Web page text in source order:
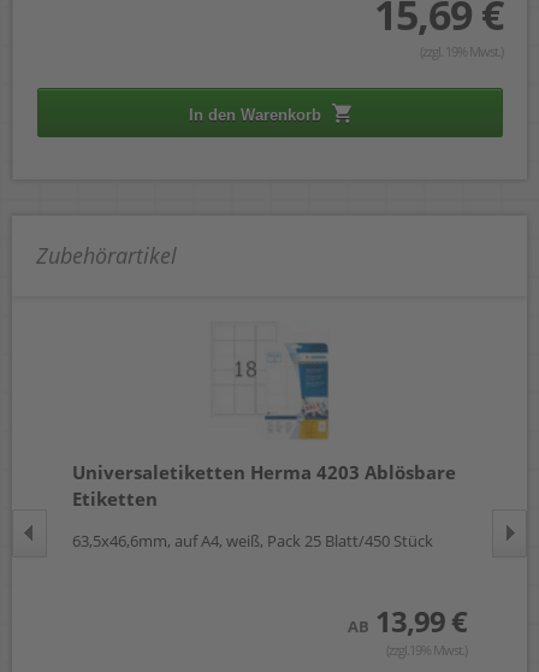
15,69 €
(zzgl. 19% Mwst.)
In den Warenkorb
Zubehörartikel
Universaletiketten Herma 4203 Ablösbare
Etiketten
63,5x46,6mm, auf A4, weiß, Pack 25 Blatt/450 Stück
AB 13,99 €
(zzgl.19% Mwst.)